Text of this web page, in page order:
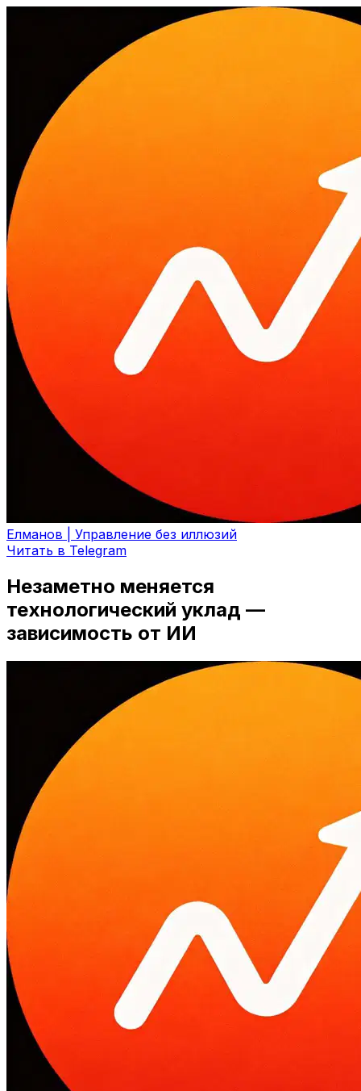
Елманов | Управление без иллюзий
Читать в Telegram
Незаметно меняется
технологический уклад —
зависимость от ИИ